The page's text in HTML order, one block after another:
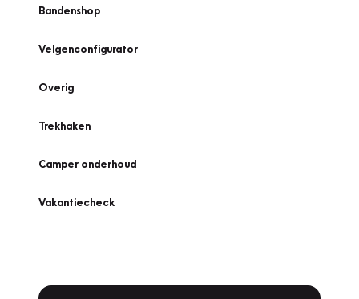
Bandenshop
Velgenconfigurator
Overig
Trekhaken
Camper onderhoud
Vakantiecheck